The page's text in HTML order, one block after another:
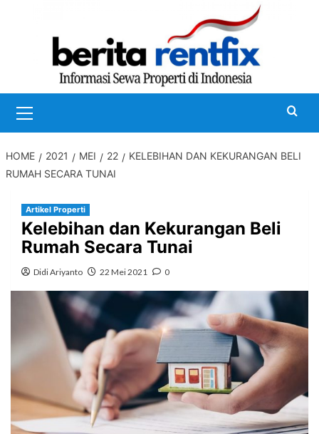
Menu
HOME 2021 MEI 22
KELEBIHAN DAN KEKURANGAN BELI
RUMAH SECARA TUNAI
Artikel Properti
Kelebihan dan Kekurangan Beli
Rumah Secara Tunai
Didi Ariyanto 22 Mei 2021 0